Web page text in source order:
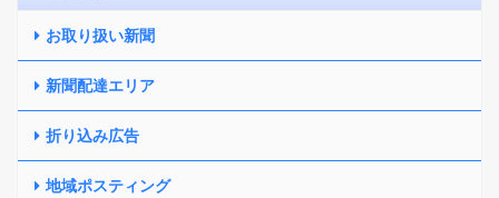
お取り扱い新聞
新聞配達エリア
折り込み広告
地域ポスティング